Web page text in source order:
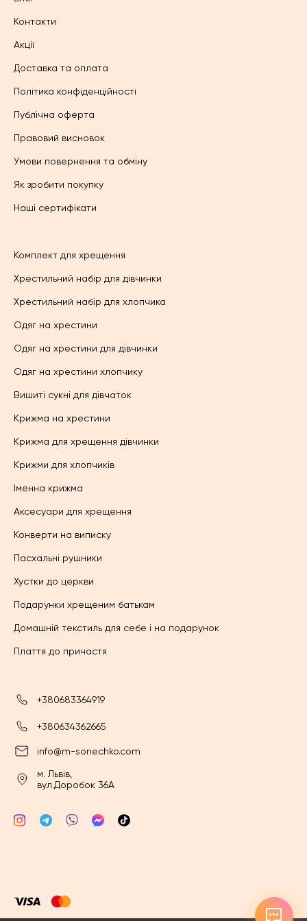
Контакти
Акції
Доставка та оплата
Політика конфіденційності
Публічна оферта
Правовий висновок
Умови повернення та обміну
Як зробити покупку
Наші сертифікати
Комплект для хрещення
Хрестильний набір для дівчинки
Хрестильний набір для хлопчика
Одяг на хрестини
Одяг на хрестини для дівчинки
Одяг на хрестини хлопчику
Вишиті сукні для дівчаток
Крижма на хрестини
Крижма для хрещення дівчинки
Крижми для хлопчиків
Іменна крижма
Аксесуари для хрещення
Конверти на виписку
Пасхальні рушники
Хустки до церкви
Подарунки хрещеним батькам
Домашній текстиль для себе і на подарунок
Плаття до причастя
+380683364919
+380634362665
info@m-sonechko.com
м. Львів,
вул.Доробок 36А